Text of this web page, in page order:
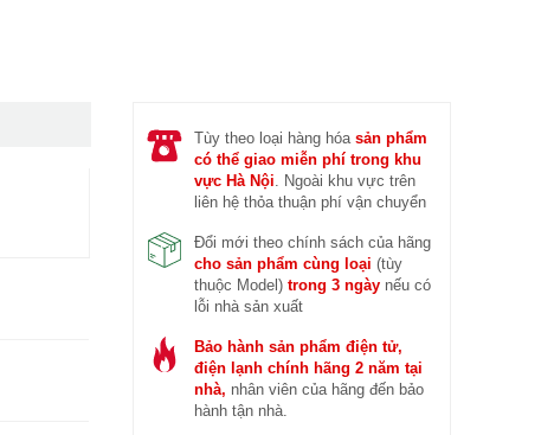
Tùy theo loại hàng hóa sản phẩm
có thể giao miễn phí trong khu
vực Hà Nội . Ngoài khu vực trên
liên hệ thỏa thuận phí vận chuyển
Đổi mới theo chính sách của hãng
cho sản phẩm cùng loại (tùy
thuộc Model) trong 3 ngàynếu có
lỗi nhà sản xuất
Bảo hành sản phẩm điện tử,
điện lạnh chính hãng 2 năm tại
nhà, nhân viên của hãng đến bảo
hành tận nhà.